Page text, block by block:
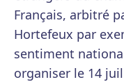
Français, arbitré
Hortefeux par
sentiment
organiser le 14